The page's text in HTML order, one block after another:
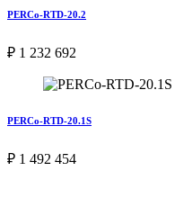
PERCo-RTD-20.2
₽ 1 232 692
PERCo-RTD-20.1S
₽ 1 492 454